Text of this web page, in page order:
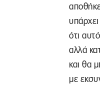
ότι
αλλά
και θα
με